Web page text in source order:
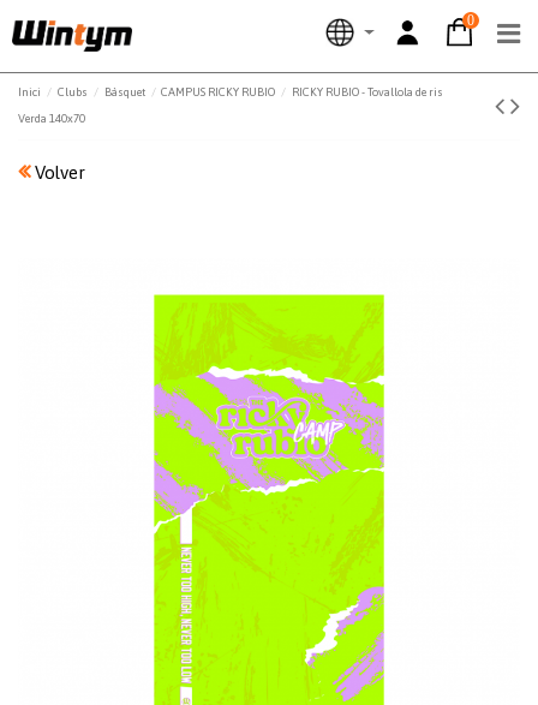
0
Inici Clubs Bàsquet CAMPUS RICKY RUBIO
RICKY RUBIO - Tovallola de ris
Verda 140x70
Volver